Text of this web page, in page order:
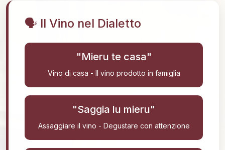
🗣️ Il Vino nel Dialetto
"Mieru te casa"
Vino di casa - Il vino prodotto in famiglia
"Saggia lu mieru"
Assaggiare il vino - Degustare con attenzione